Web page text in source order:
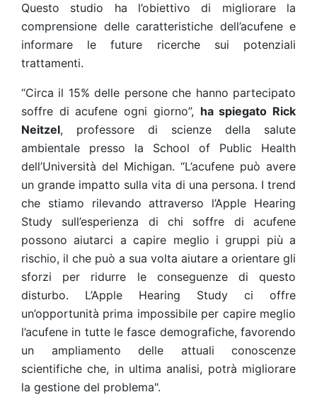
Questo studio ha l’obiettivo di migliorare la
comprensione delle caratteristiche dell’acufene e
informare le future ricerche sui potenziali
trattamenti.
“Circa il 15% delle persone che hanno partecipato
soffre di acufene ogni giorno”, ha spiegato Rick
Neitzel, professore di scienze della salute
ambientale presso la School of Public Health
dell’Università del Michigan. “L’acufene può avere
un grande impatto sulla vita di una persona. I trend
che stiamo rilevando attraverso l’Apple Hearing
Study sull’esperienza di chi soffre di acufene
possono aiutarci a capire meglio i gruppi più a
rischio, il che può a sua volta aiutare a orientare gli
sforzi per ridurre le conseguenze di questo
disturbo. L’Apple Hearing Study ci offre
un’opportunità prima impossibile per capire meglio
l’acufene in tutte le fasce demografiche, favorendo
un ampliamento delle attuali conoscenze
scientifiche che, in ultima analisi, potrà migliorare
la gestione del problema".